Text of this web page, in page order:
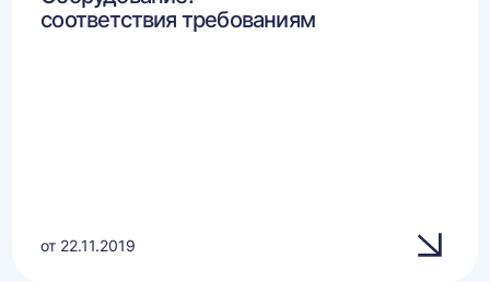
соответствия требованиям
от 22.11.2019